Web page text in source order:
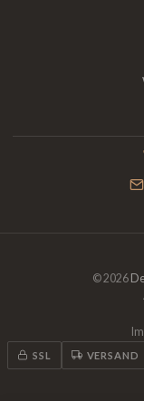
© 2026
SSL VERSAND